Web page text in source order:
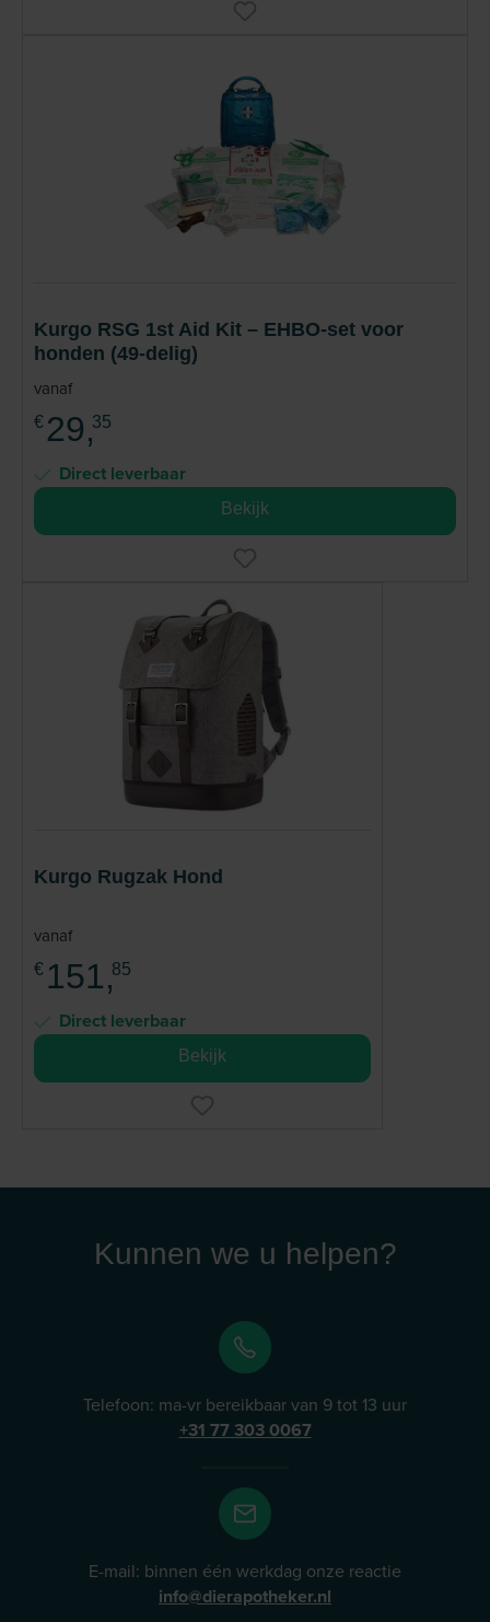
Kurgo RSG 1st Aid Kit – EHBO-set voor
honden (49-delig)
vanaf
€ 29,35
Direct leverbaar
Bekijk
Kurgo Rugzak Hond
vanaf
€ 151,85
Direct leverbaar
Bekijk
Kunnen we u helpen?
Telefoon: ma-vr bereikbaar van 9 tot 13 uur
+31 77 303 0067
E-mail: binnen één werkdag onze reactie
info@dierapotheker.nl